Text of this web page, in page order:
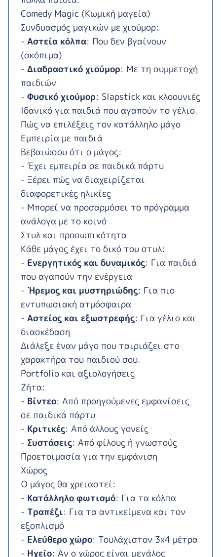
Comedy Magic (Κωμική μαγεία)
Συνδυασμός μαγικών με χιούμορ:
- Αστεία κόλπα: Που δεν βγαίνουν
(σκόπιμα)
- Διαδραστικό χιούμορ: Με τη συμμετοχή
παιδιών
- Φυσικό χιούμορ: Slapstick και κλοουνιές
Ιδανικό για παιδιά που αγαπούν το γέλιο.
Πώς να επιλέξεις τον κατάλληλο μάγο
Εμπειρία με παιδιά
Βεβαιώσου ότι ο μάγος:
- Έχει εμπειρία σε παιδικά πάρτυ
- Ξέρει πώς να διαχειρίζεται
διαφορετικές ηλικίες
- Μπορεί να προσαρμόσει το πρόγραμμα
ανάλογα με το κοινό
Στυλ και προσωπικότητα
Κάθε μάγος έχει το δικό του στυλ:
- Ενεργητικός και δυναμικός: Για παιδιά
που αγαπούν την ενέργεια
- Ήρεμος και μυστηριώδης: Για πιο
εντυπωσιακή ατμόσφαιρα
- Αστείος και εξωστρεφής: Για γέλιο και
διασκέδαση
Διάλεξε έναν μάγο που ταιριάζει στο
χαρακτήρα του παιδιού σου.
Portfolio και αξιολογήσεις
Ζήτα:
- Βίντεο: Από προηγούμενες εμφανίσεις
σε παιδικά πάρτυ
- Κριτικές: Από άλλους γονείς
- Συστάσεις: Από φίλους ή γνωστούς
Προετοιμασία για την εμφάνιση
Χώρος
Ο μάγος θα χρειαστεί:
- Κατάλληλο φωτισμό: Για τα κόλπα
- Τραπέζι: Για τα αντικείμενα και τον
εξοπλισμό
- Ελεύθερο χώρο: Τουλάχιστον 3x4 μέτρα
- Ηχείο: Αν ο χώρος είναι μεγάλος